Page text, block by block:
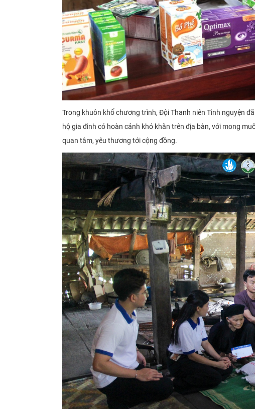
Trong khuôn khổ chương trình, Đội Thanh niên Tình nguyện
hộ gia đình có hoàn cảnh khó khăn trên địa bàn, với mong
quan tâm, yêu thương tới cộng đồng.